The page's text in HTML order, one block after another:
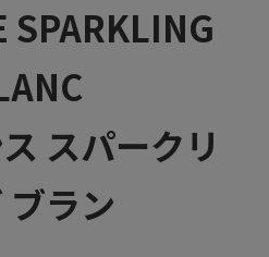
SPARKLING
スパークリ
ブラン